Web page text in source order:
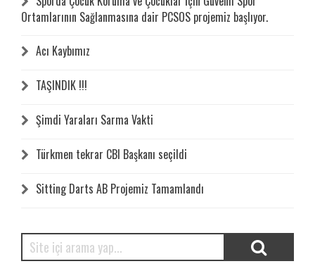
Ortamlarının Sağlanmasına dair PCSOS projemiz başlıyor.
Acı Kaybımız
TAŞINDIK !!!
Şimdi Yaraları Sarma Vakti
Türkmen tekrar CBI Başkanı seçildi
Sitting Darts AB Projemiz Tamamlandı